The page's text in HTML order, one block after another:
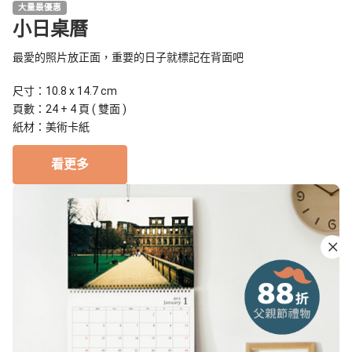
大量最優惠
小日桌曆
最愛的照片放正面，重要的日子就標記在背面吧
尺寸：10.8 x 14.7 cm
頁數：24 + 4 頁 ( 雙面 )
紙材：美術卡紙
看更多